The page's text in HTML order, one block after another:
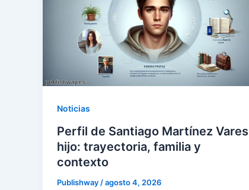
Noticias
Perfil de Santiago Martínez Vares
hijo: trayectoria, familia y
contexto
Publishway /agosto 4, 2026